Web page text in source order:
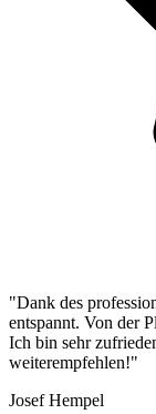
"Dank des
entspannt. Von der
Ich bin sehr
weiterempfehlen!"
Josef Hempel